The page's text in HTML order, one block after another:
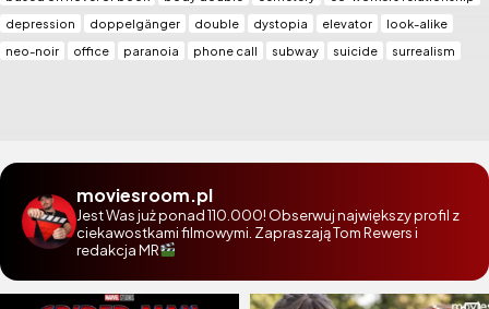
depression
doppelgänger double dystopia elevator
look-alike
neo-noir
office paranoia phone call subway suicide surrealism
moviesroom.pl
Jest Was już ponad 110.000! Obserwuj największy profil z
ciekawostkami filmowymi. Zapraszają Tom Rewers i
redakcja MR